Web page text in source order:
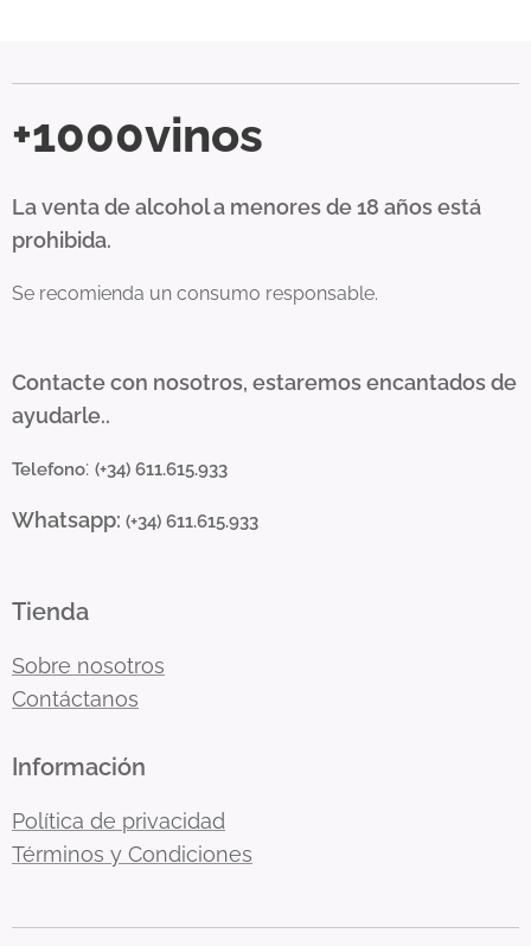
+1000vinos
La venta de alcohol a menores de 18 años está
prohibida.
Se recomienda un consumo responsable.
Contacte con nosotros, estaremos encantados de
ayudarle..
Telefono: (+34) 611.615.933
Whatsapp: (+34) 611.615.933
Tienda
Sobre nosotros
Contáctanos
Información
Política de privacidad
Términos y Condiciones